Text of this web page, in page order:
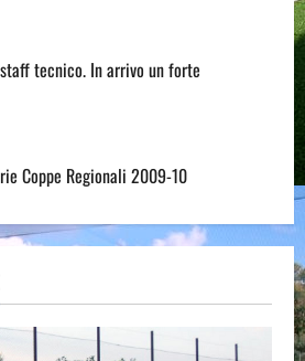
tecnico. In arrivo un forte
Coppe Regionali 2009-10